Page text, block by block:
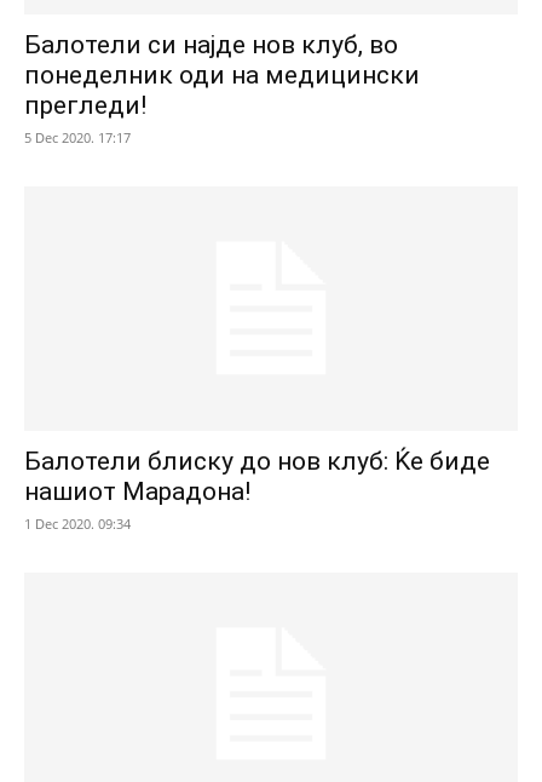
Балотели си најде нов клуб, во
понеделник оди на медицински
прегледи!
5 Dec 2020. 17:17
Балотели блиску до нов клуб: Ќе биде
нашиот Марадона!
1 Dec 2020. 09:34